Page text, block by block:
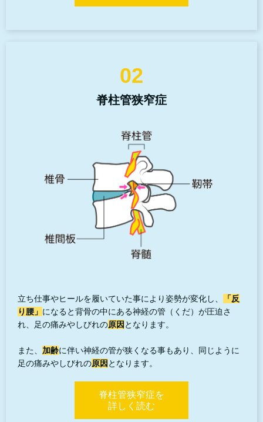
02
脊柱管狭窄症
立ち仕事やヒールを履いていた事により姿勢が変化し、
「反
り腰」 になると背骨の中にある神経の管（くだ）が圧迫さ
れ、足の痛みやしびれの原因 となります。
また、 加齢に伴い神経の管が狭くなる事もあり、同じように
足の痛みやしびれの原因 となります。
脊柱管狭窄症を
詳しく読む